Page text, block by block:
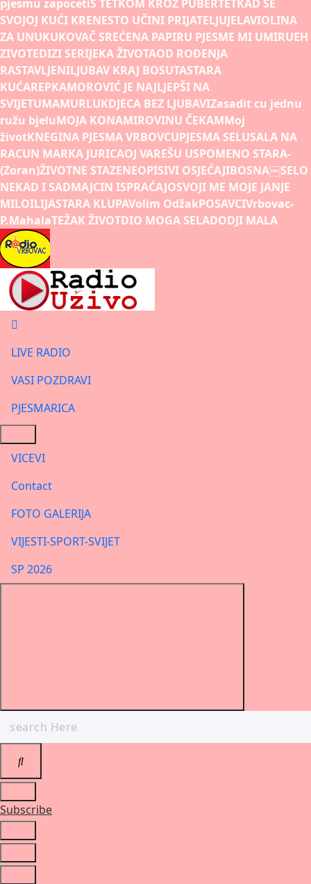
pjesmu zapocetiS TETKOM KROZ PUBERTETKAD SE
SVOJOJ KUĆI KRENESTO UČINI PRIJATELJUJELAVIOLINA
ZA UNUKUKOVAČ SREĆENA PAPIRU PJESME MI UMIRUEH
ZIVOTEDIZI SERIJEKA ŽIVOTAOD ROÐENJA
RASTAVLJENILJUBAV KRAJ BOSUTASTARA
KUĆAREPKAMOROVIĆ JE NAJLJEPŠI NA
SVIJETUMAMURLUKDJECA BEZ LJUBAVIZasadit cu jednu
ružu bjeluMOJA KONAMIROVINU ČEKAMMoj
životKNEGINA PJESMA VRBOVCUPJESMA SELUSALA NA
RACUN MARKA JURICAOJ VAREŠU USPOMENO STARA-
(Zoran)ŽIVOTNE STAZENEOPISIVI OSJEĆAJIBOSNA￼SELO
NEKAD I SADMAJCIN ISPRAĆAJOSVOJI ME MOJE JANJE
MILOILIJASTARA KLUPAVolim OdžakPOSAVCIVrbovac-
P.MahalaTEŽAK ŽIVOTDIO MOGA SELADODJI MALA
LIVE RADIO
VASI POZDRAVI
PJESMARICA
VICEVI
Contact
FOTO GALERIJA
VIJESTI-SPORT-SVIJET
SP 2026
for:
Subscribe